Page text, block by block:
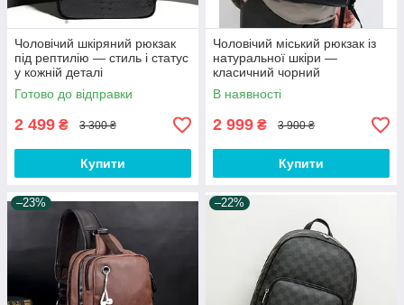
Чоловічий шкіряний рюкзак
під рептилію — стиль і статус
у кожній деталі
Готово до відправки
2 499 ₴ 3 300 ₴
Купити
Чоловічий міський рюкзак із
натуральної шкіри —
класичний чорний
В наявності
2 999 ₴ 3 900 ₴
Купити
–23% –22%